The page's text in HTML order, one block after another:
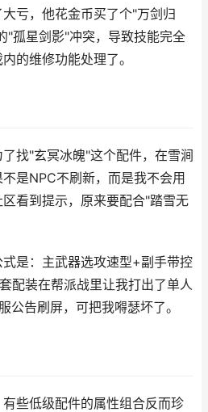
亏，他花金币买了个"万剑归
"孤星剑影"冲突，导致技能完全
的维修功能处理了。
找"玄冥冰魄"这个配件，在雪涧
是NPC不刷新，而是我不会用
看到提示，原来要配合"踏雪无
是：主武器选攻速型+副手带控
配装在帮派战里让我打出了单人
公告刷屏，可把我嘚瑟坏了。
些低级配件的属性组合反而珍